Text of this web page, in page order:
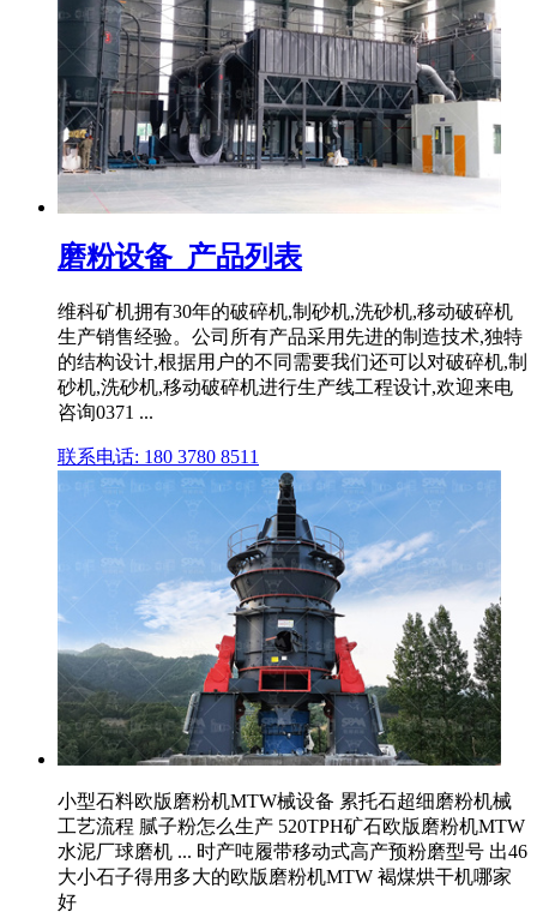
磨粉设备_产品列表
维科矿机拥有30年的破碎机,制砂机,洗砂机,移动破碎机
生产销售经验。公司所有产品采用先进的制造技术,独特
的结构设计,根据用户的不同需要我们还可以对破碎机,制
砂机,洗砂机,移动破碎机进行生产线工程设计,欢迎来电
咨询0371 ...
联系电话: 180 3780 8511
小型石料欧版磨粉机MTW械设备 累托石超细磨粉机械
工艺流程 腻子粉怎么生产 520TPH矿石欧版磨粉机MTW
水泥厂球磨机 ... 时产吨履带移动式高产预粉磨型号 出46
大小石子得用多大的欧版磨粉机MTW 褐煤烘干机哪家
好